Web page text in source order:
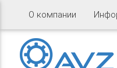
О компании